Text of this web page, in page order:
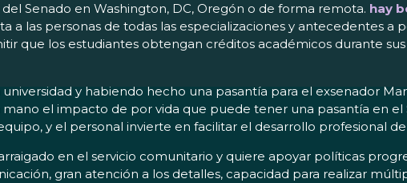
Senado en Washington, DC, Oregón o de forma remota. hay
a las personas de todas las especializaciones y antecedentes a
que los estudiantes obtengan créditos académicos durante
y habiendo hecho una pasantía para el exsenador
el impacto de por vida que puede tener una pasantía en el
y el personal invierte en facilitar el desarrollo profesional de
en el servicio comunitario y quiere apoyar políticas
gran atención a los detalles, capacidad para realizar